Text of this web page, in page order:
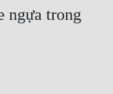
ngựa trong